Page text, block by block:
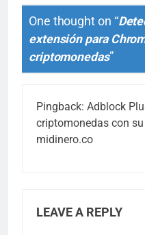
One thought on “
extensión para
criptomonedas”
Pingback: Adblock
criptomonedas con
midinero.co
LEAVE A REPLY